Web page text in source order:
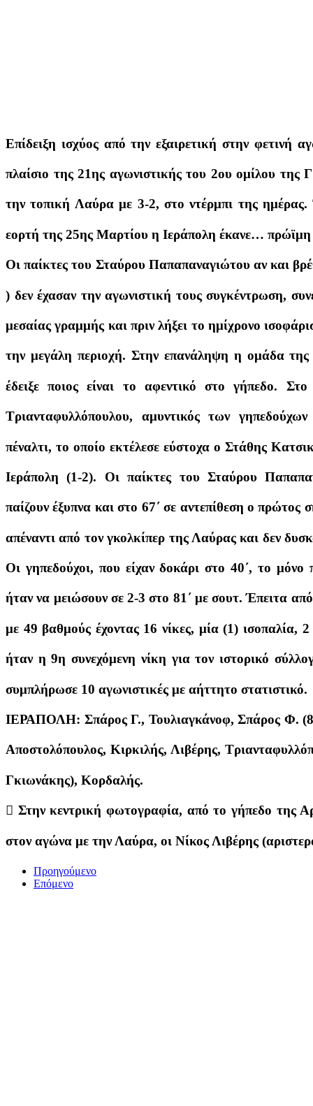
Επίδειξη ισχύος από την εξαιρετική στην φετινή
πλαίσιο της 21ης αγωνιστικής του 2ου ομίλου
την τοπική Λαύρα με 3-2, στο ντέρμπι της ημέρας.
εορτή της 25ης Μαρτίου η Ιεράπολη έκανε…
Οι παίκτες του Σταύρου Παπαπαναγιώτου αν και
) δεν έχασαν την αγωνιστική τους συγκέντρωση,
μεσαίας γραμμής και πριν λήξει το ημίχρονο
την μεγάλη περιοχή. Στην επανάληψη η ομάδα
έδειξε ποιος είναι το αφεντικό στο γήπεδο.
Τριανταφυλλόπουλου, αμυντικός των
πέναλτι, το οποίο εκτέλεσε εύστοχα ο Στάθης
Ιεράπολη (1-2). Οι παίκτες του Σταύρου
παίζουν έξυπνα και στο 67΄ σε αντεπίθεση ο
απέναντι από τον γκολκίπερ της Λαύρας και δεν
Οι γηπεδούχοι, που είχαν δοκάρι στο 40΄, το
ήταν να μειώσουν σε 2-3 στο 81΄ με σουτ. Έπειτα
με 49 βαθμούς έχοντας 16 νίκες, μία (1) ισοπαλία,
ήταν η 9η συνεχόμενη νίκη για τον ιστορικό
συμπλήρωσε 10 αγωνιστικές με αήττητο στατιστικό.
ΙΕΡΑΠΟΛΗ: Σπάρος Γ., Τουλιαγκάνοφ, Σπάρος Φ.
Αποστολόπουλος, Κιρκιλής, Λιβέρης,
Γκιωνάκης), Κορδαλής.
 Στην κεντρική φωτογραφία, από το γήπεδο της
στον αγώνα με την Λαύρα, οι Νίκος Λιβέρης
Προηγούμενο
Επόμενο